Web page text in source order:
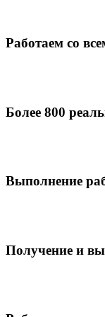
Работаем со
Более 800
Выполнение
Получение и